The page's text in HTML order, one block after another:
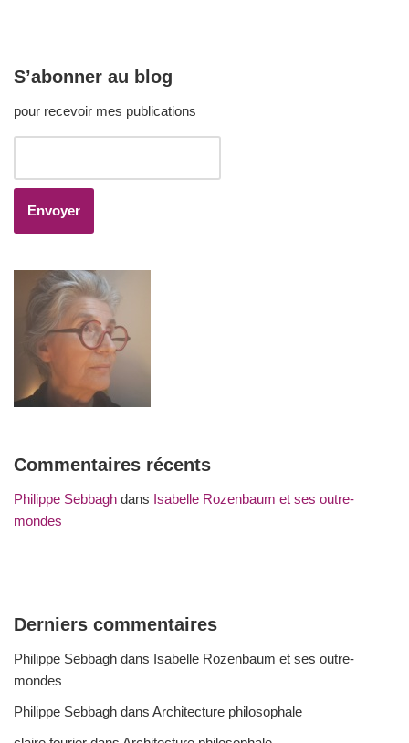
S’abonner au blog
pour recevoir mes publications
Commentaires récents
Philippe Sebbagh dans Isabelle Rozenbaum et ses outre-
mondes
Derniers commentaires
Philippe Sebbagh dans Isabelle Rozenbaum et ses outre-
mondes
Philippe Sebbagh dans Architecture philosophale